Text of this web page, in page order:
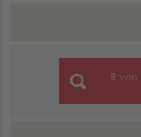
9 von